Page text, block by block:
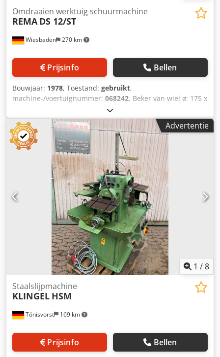
Wiesbaden 270 km
Omdraaien werktuig schuurmachine
REMA DS 12/ST
Prijsinfo Bellen
Bouwjaar: 1978, Toestand: gebruikt,
machine-/voertuignummer: 068242, Beker van wiel ø: 175 x
60 x 51 / 125 x 40 x 51 mm 2 wiel snelheid: 1450/2900 RPM
Tabel grootte: AT-F 205 x 345 mm Ruimte eisen: 1070 x 650
x 1180 mm Djdpfxsbx Elie Adljck Aandrijfmotor: 500 V (bij
380 V 1/3 stroomuitval), dienovereenkomstig 0,6 kW
Advertentie
1 /8
Tönisvorst 169 km
Staalslijpmachine
KLINGEL HSM
Prijsinfo Bellen